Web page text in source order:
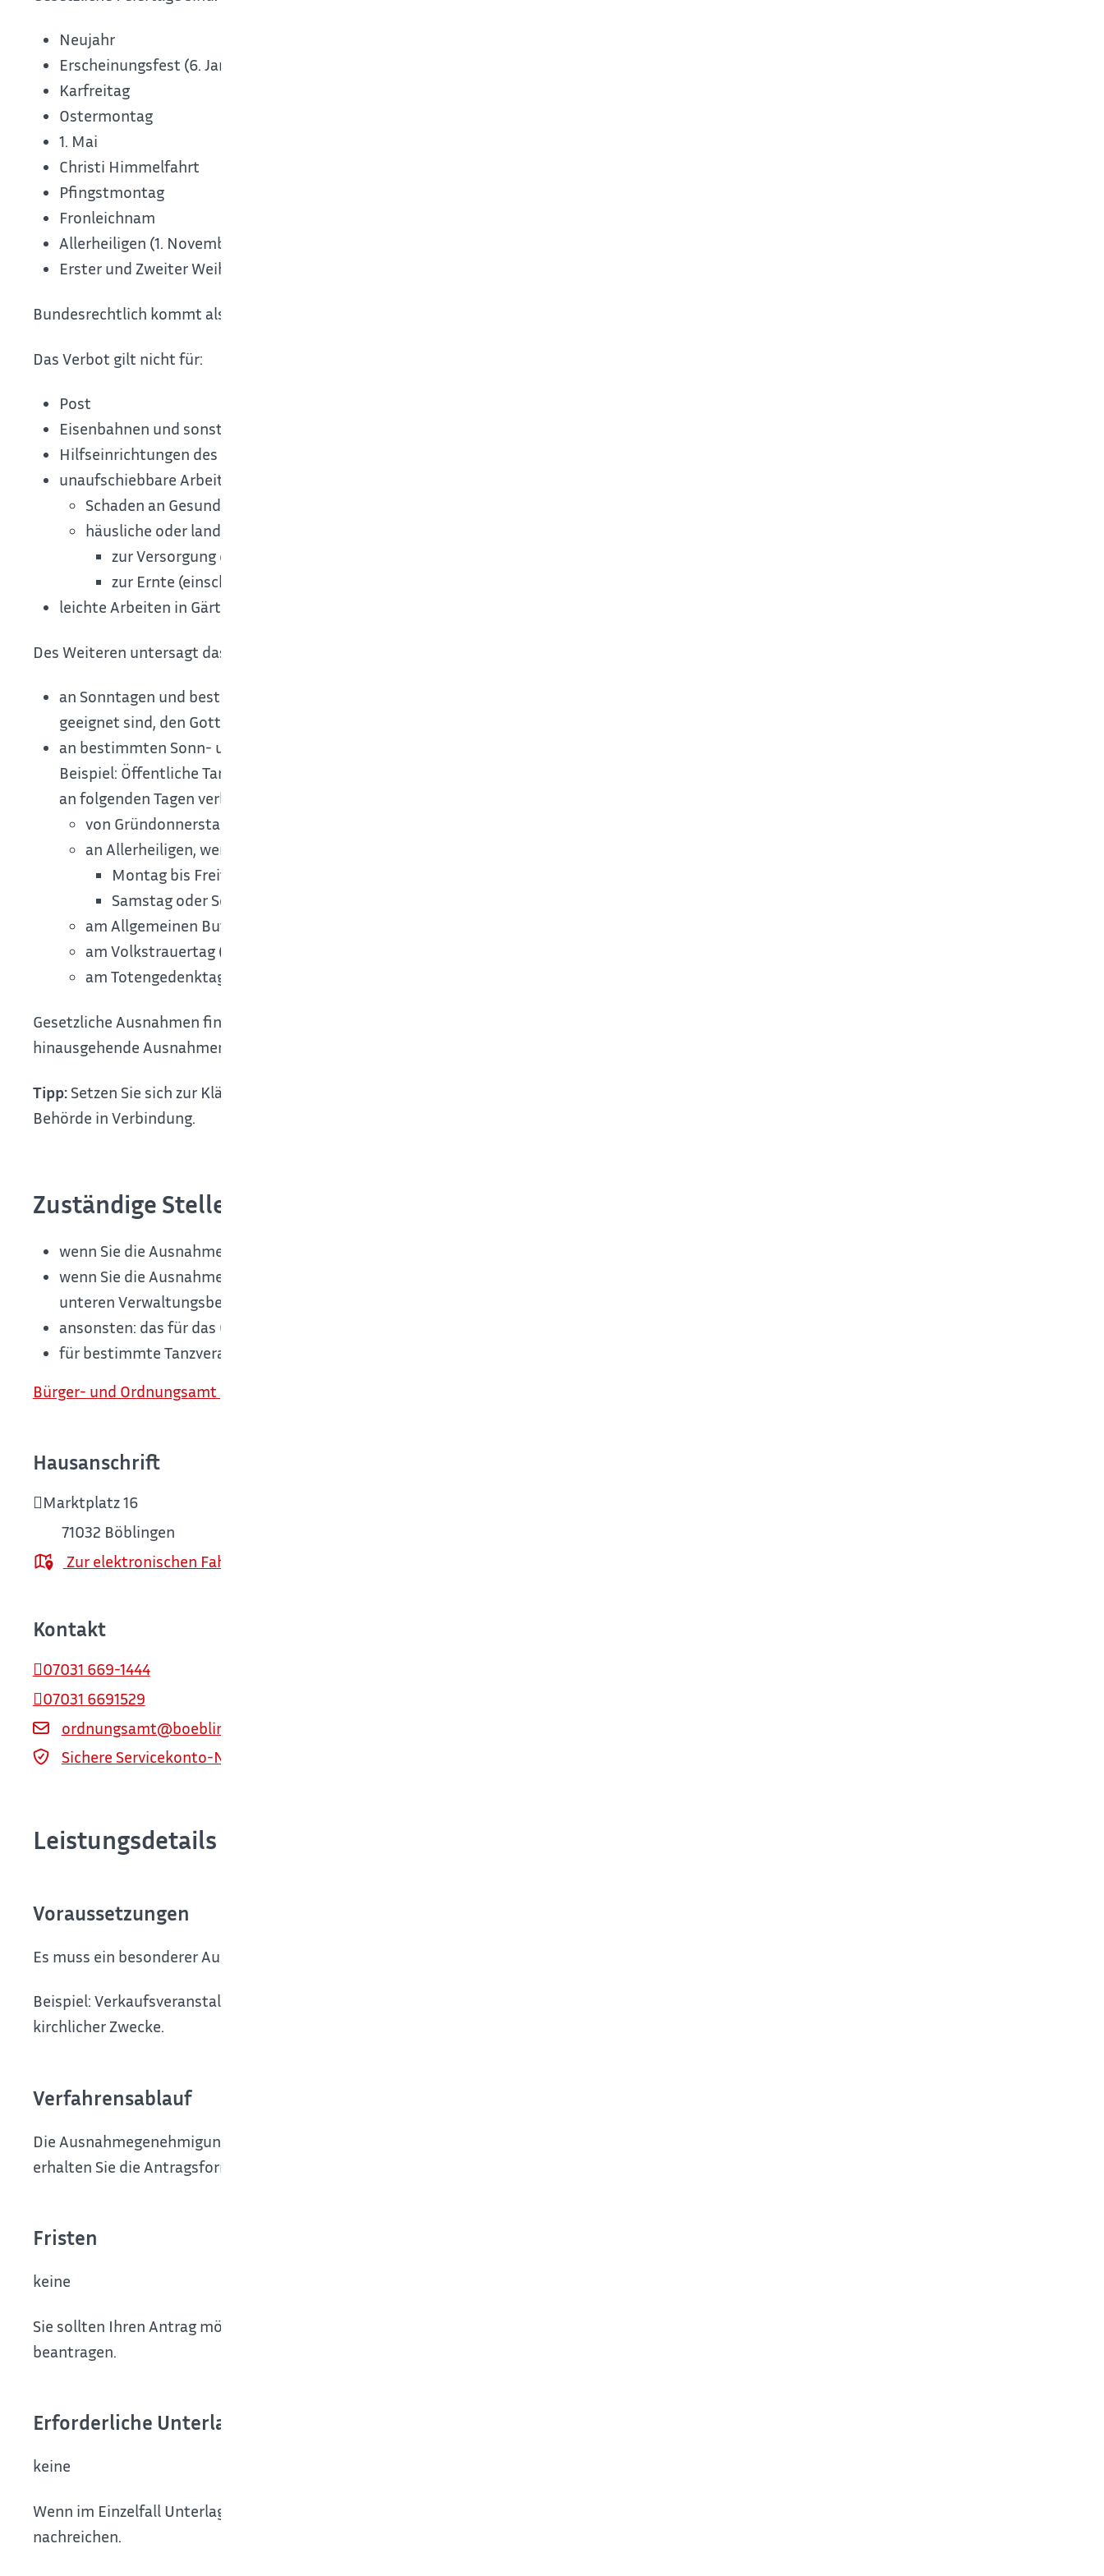
Neujahr
Erscheinungsfest (6. Januar)
Karfreitag
Ostermontag
1. Mai
Christi Himmelfahrt
Pfingstmontag
Fronleichnam
Allerheiligen (1. November)
Erster und Zweiter Weihnachtstag
Bundesrechtlich kommt als weiterer Feiertag der Tag der Deutschen Einheit am 3. Oktober hinzu.
Das Verbot gilt nicht für:
Post
Eisenbahnen und sonstige Unternehmen der gewerbsmäßigen Personenbeförderung
Hilfseinrichtungen des Verkehrs (Instandsetzungsarbeiten an Kraftfahrzeugen sind nur erlaubt, soweit sie für die Weiterfahrt nötig sind)
unaufschiebbare Arbeiten, die nötig sind, um
Schaden an Gesundheit oder Eigentum abzuwenden oder
häusliche oder landwirtschaftliche Bedürfnisse zu befriedigen, vor allem
zur Versorgung der Bevölkerung mit Milch und
zur Ernte (einschließlich der Be- und Verarbeitung leicht verderblicher Nahrungsgüter)
leichte Arbeiten in Gärten, die Sie als Gartenbesitzerin oder Gartenbesitzer selbst oder Ihre Angehörigen vornehmen.
Des Weiteren untersagt das FTG
an Sonntagen und bestimmten Feiertagen: Handlungen in der Nähe von Kirchen und anderen dem Gottesdienst dienenden Gebäuden, die
geeignet sind, den Gottesdienst zu stören
an bestimmten Sonn- und Feiertagen: Durchführung bestimmter Veranstaltungen.
Beispiel: Öffentliche Tanzunterhaltungen sowie Tanzunterhaltungen von Vereinen und geschlossenen Gesellschaften in Wirtschaftsräumen sind
an folgenden Tagen verboten:
von Gründonnerstag 18 Uhr bis Karsamstag 20 Uhr
an Allerheiligen, wenn Allerheiligen auf die Wochentage
Montag bis Freitag fällt, von 3 Uhr bis 24 Uhr,
Samstag oder Sonntag fällt, von 5 Uhr bis 24 Uhr,
am Allgemeinen Buß- und Bettag (von 3 Uhr bis 24 Uhr)
am Volkstrauertag (von 5 Uhr bis 24 Uhr)
am Totengedenktag (von 5 Uhr bis 24 Uhr)
Gesetzliche Ausnahmen finden Sie in der Gewerbeordnung und in sonstigen Arbeitszeitschutzvorschriften. Für darüber
hinausgehende Ausnahmen benötigen Sie eine entsprechende Genehmigung.
Tipp:Setzen Sie sich zur Klärung von Fragen und zur Information über die geltenden Vorschriften mit der zuständigen
Behörde in Verbindung.
Zuständige Stelle
wenn Sie die Ausnahme für das Gebiet eines Stadtkreises oder einer Großen Kreisstadt beantragen wollen: die Stadtverwaltung
wenn Sie die Ausnahme für das Gebiet einer Gemeinde beantragen wollen, die einer Verwaltungsgemeinschaft angehört, die die Aufgaben der
unteren Verwaltungsbehörde wahrnimmt: die Gemeinde-/Stadtverwaltung einer der beteiligten Gemeinden
ansonsten: das für das Gebiet zuständige Landratsamt
für bestimmte Tanzveranstaltungen und für bestimmte Veranstaltungen während des Hauptgottesdienstes: die Gemeinde
Bürger- und Ordnungsamt [Stadt Böblingen]
Hausanschrift
Marktplatz 16
71032 Böblingen
Zur elektronischen Fahrplanauskunft
Kontakt
07031 669-1444
07031 6691529
ordnungsamt@boeblingen.de
Sichere Servicekonto-Nachricht über service-bw.de senden
Leistungsdetails
Voraussetzungen
Es muss ein besonderer Ausnahmefall vorliegen.
Beispiel: Verkaufsveranstaltungen zur ausschließlichen und unmittelbaren Förderung gemeinnütziger, mildtätiger oder
kirchlicher Zwecke.
Verfahrensablauf
Die Ausnahmegenehmigung müssen Sie bei der zuständigen Behörde beantragen. Je nach Angebot der zuständigen Behörde
erhalten Sie die Antragsformulare dort oder können sie im Internet herunterladen.
Fristen
keine
Sie sollten Ihren Antrag möglichst früh stellen. Dies gilt besonders, wenn Sie zum ersten Mal eine Ausnahmegenehmigung
beantragen.
Erforderliche Unterlagen
keine
Wenn im Einzelfall Unterlagen erforderlich sind, können Sie diese nach Anforderung durch die zuständige Behörde
nachreichen.